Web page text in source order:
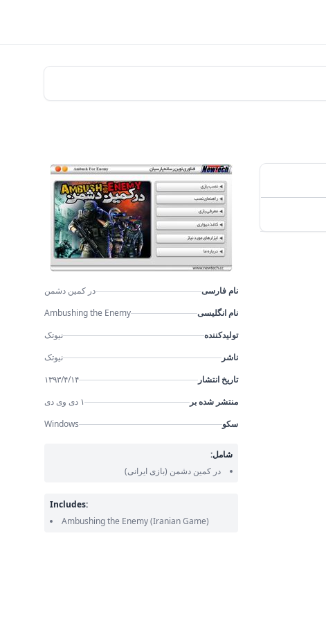
نام فارسی
در کمین دشمن
نام انگلیسی
Ambushing the Enemy
تولیدکننده
نیوتک
ناشر
نیوتک
تاریخ انتشار
۱۳۹۳/۴/۱۴
منتشر شده بر
۱ دی وی دی
سکو
Windows
شامل:
در کمین دشمن (بازی ایرانی)
Includes:
Ambushing the Enemy(Iranian Game)